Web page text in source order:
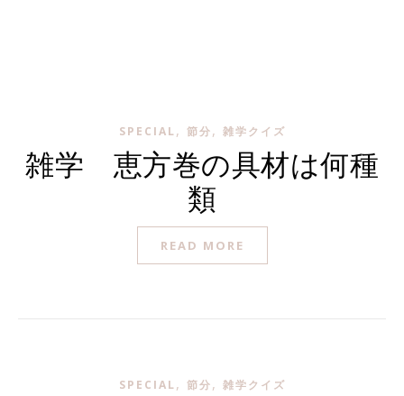
SPECIAL, 節分, 雑学クイズ
雑学 恵方巻の具材は何種
類
READ MORE
SPECIAL, 節分, 雑学クイズ